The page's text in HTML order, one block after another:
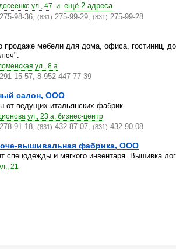
ул., 47 и ещё 2 адреса
275-98-36, (831) 275-99-29, (831) 275-99-28
продаже мебели для дома, офиса, гостиниц,
ул., 8 а
291-15-57, 8-952-447-77-39
салон, ООО
от ведущих итальянских фабрик.
ул., 23 а, бизнес-центр
278-91-18, (831) 432-87-07, (831) 432-90-08
вышивальная фабрика, ООО
спецодежды и мягкого инвентаря. Вышивка
21